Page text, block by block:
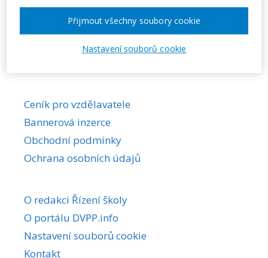
Požadovaná akce nebyla nalezena.
Ceník pro vzdělavatele
Bannerová inzerce
Obchodní podmínky
Ochrana osobních údajů
O redakci Řízení školy
O portálu DVPP.info
Nastavení souborů cookie
Kontakt
Nastavení souborů cookie
Přijmout všechny soubory cookie